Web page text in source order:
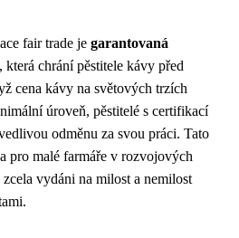
fair trade je garantovaná
, která chrání pěstitele kávy před
cena kávy na světových trzích
úroveň, pěstitelé s certifikací
odměnu za svou práci. Tato
pro malé farmáře v rozvojových
vydáni na milost a nemilost